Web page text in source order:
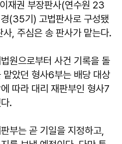
재권 부장판사(연수원 23
(35기) 고법판사로 구성됐
, 주심은 송 판사가 맡는다.
원으로부터 사건 기록을 돌
았던 형사6부는 배당 대상
따라 대리 재판부인 형사7
.
부는 곧 기일을 지정하고,